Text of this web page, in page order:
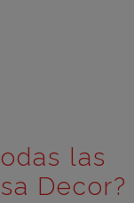
las
Decor?